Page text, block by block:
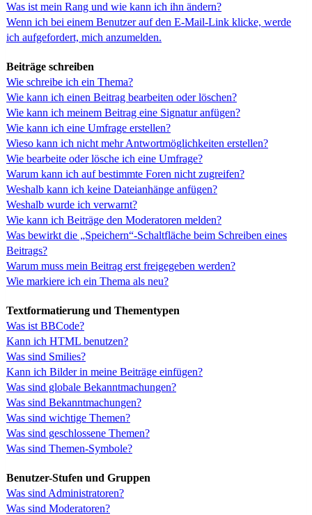
Was ist mein Rang und wie kann ich ihn ändern?
Wenn ich bei einem Benutzer auf den E-Mail-Link klicke, werde
ich aufgefordert, mich anzumelden.
Beiträge schreiben
Wie schreibe ich ein Thema?
Wie kann ich einen Beitrag bearbeiten oder löschen?
Wie kann ich meinem Beitrag eine Signatur anfügen?
Wie kann ich eine Umfrage erstellen?
Wieso kann ich nicht mehr Antwortmöglichkeiten erstellen?
Wie bearbeite oder lösche ich eine Umfrage?
Warum kann ich auf bestimmte Foren nicht zugreifen?
Weshalb kann ich keine Dateianhänge anfügen?
Weshalb wurde ich verwarnt?
Wie kann ich Beiträge den Moderatoren melden?
Was bewirkt die „Speichern“-Schaltfläche beim Schreiben eines
Beitrags?
Warum muss mein Beitrag erst freigegeben werden?
Wie markiere ich ein Thema als neu?
Textformatierung und Thementypen
Was ist BBCode?
Kann ich HTML benutzen?
Was sind Smilies?
Kann ich Bilder in meine Beiträge einfügen?
Was sind globale Bekanntmachungen?
Was sind Bekanntmachungen?
Was sind wichtige Themen?
Was sind geschlossene Themen?
Was sind Themen-Symbole?
Benutzer-Stufen und Gruppen
Was sind Administratoren?
Was sind Moderatoren?